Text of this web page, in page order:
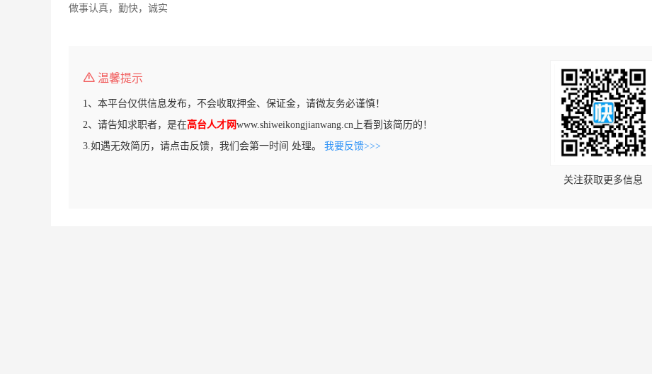
做事认真，勤快，诚实
温馨提示
1、本平台仅供信息发布，不会收取押金、保证金，请微友务必谨慎！
2、请告知求职者，是在高台人才网www.shiweikongjianwang.cn上看到该简历的！
3.如遇无效简历，请点击反馈，我们会第一时间 处理。 我要反馈>>>
关注获取更多信息